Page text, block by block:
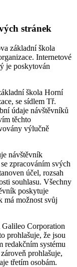
stránek
základní škola
Internetové
je poskytován
škola Horní
se sídlem Tř.
údaje návštěvníků
těchto
výlučně
návštěvník
zpracováním svých
účel, rozsah
souhlasu. Všechny
poskytuje
má možnost svůj
Galileo Corporation
prohlašuje, že jsou
redakčním systému
prohlašuje,
třetím osobám.